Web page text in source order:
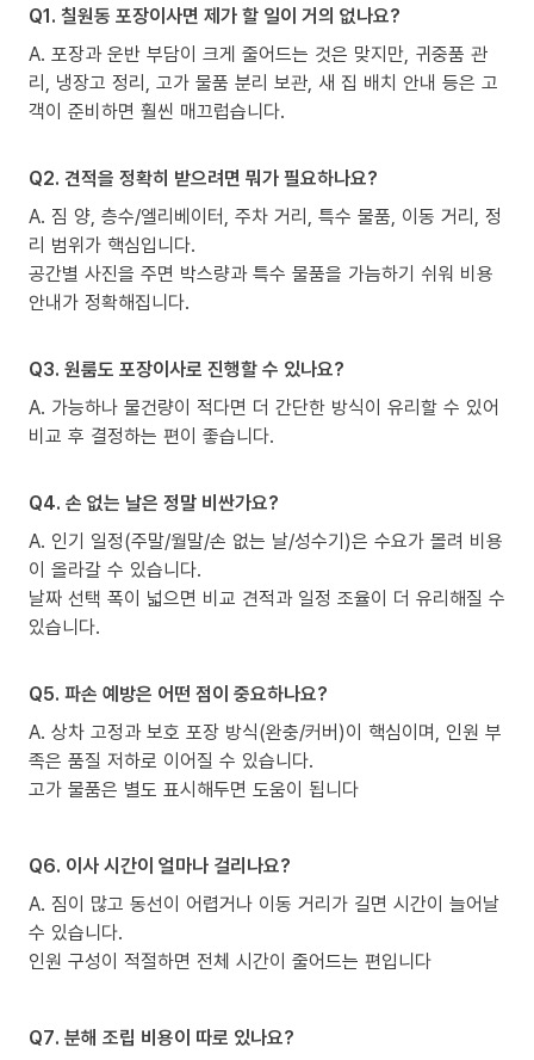
Q1. 칠원동 포장이사면 제가 할 일이 거의 없나요?
A. 포장과 운반 부담이 크게 줄어드는 것은 맞지만, 귀중품 관
리, 냉장고 정리, 고가 물품 분리 보관, 새 집 배치 안내 등은 고
객이 준비하면 훨씬 매끄럽습니다.
Q2. 견적을 정확히 받으려면 뭐가 필요하나요?
A. 짐 양, 층수/엘리베이터, 주차 거리, 특수 물품, 이동 거리, 정
리 범위가 핵심입니다.
공간별 사진을 주면 박스량과 특수 물품을 가늠하기 쉬워 비용
안내가 정확해집니다.
Q3. 원룸도 포장이사로 진행할 수 있나요?
A. 가능하나 물건량이 적다면 더 간단한 방식이 유리할 수 있어
비교 후 결정하는 편이 좋습니다.
Q4. 손 없는 날은 정말 비싼가요?
A. 인기 일정(주말/월말/손 없는 날/성수기)은 수요가 몰려 비용
이 올라갈 수 있습니다.
날짜 선택 폭이 넓으면 비교 견적과 일정 조율이 더 유리해질 수
있습니다.
Q5. 파손 예방은 어떤 점이 중요하나요?
A. 상차 고정과 보호 포장 방식(완충/커버)이 핵심이며, 인원 부
족은 품질 저하로 이어질 수 있습니다.
고가 물품은 별도 표시해두면 도움이 됩니다
Q6. 이사 시간이 얼마나 걸리나요?
A. 짐이 많고 동선이 어렵거나 이동 거리가 길면 시간이 늘어날
수 있습니다.
인원 구성이 적절하면 전체 시간이 줄어드는 편입니다
Q7. 분해 조립 비용이 따로 있나요?